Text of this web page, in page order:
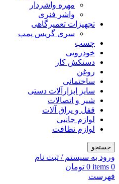
مهره واشردار
واشر فنری
تجهیزات تعمیرگاهی
سری گریس پمپ
چسب
خودرویی
دستکش کار
روغن
ساختمانی
سایز ابزارآلات دستی
شیر و اتصالات
قفل و یراق آلات
لوازم جانبی
لوازم نظافت
جستجو
ورود به سیستم / ثبت نام
0
items
0 تومان
فهرست